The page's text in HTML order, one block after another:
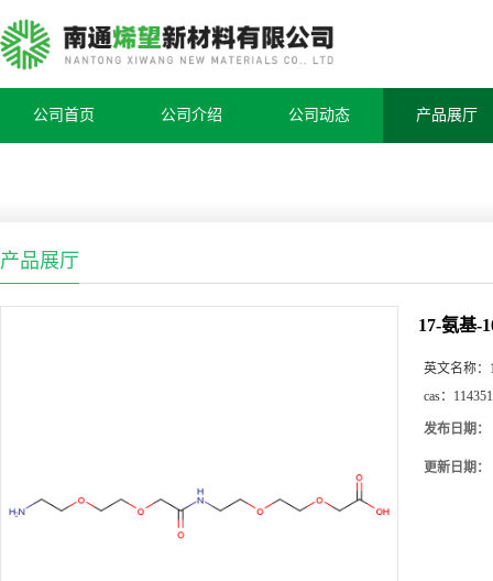
公司首页 公司介绍 公司动态 产品展厅
产品展厅
17-氨基-
英文名称：
cas：
发布日期：
更新日期：